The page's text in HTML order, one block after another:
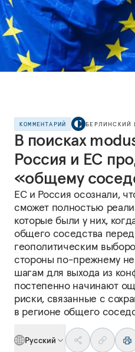
КОММЕНТАРИЙ БЕРЛИНСКИЙ
В поисках
Россия и ЕС
«общему
ЕС и Россия осознали,
сможет полностью
которые были у них,
общего соседства
геополитическим
стороны по-прежнему
шагам для выхода из
постепенно начинают
риски, связанные с
в регионе общего
Русский